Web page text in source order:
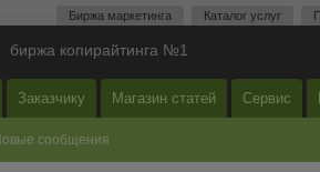
Биржа маркетинга Каталог услуг
биржа копирайтинга №1
Заказчику Магазин статей Сервис
сообщения